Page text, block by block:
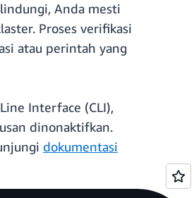
Anda mesti
Proses verifikasi
atau perintah yang
Interface (CLI),
dinonaktifkan.
dokumentasi